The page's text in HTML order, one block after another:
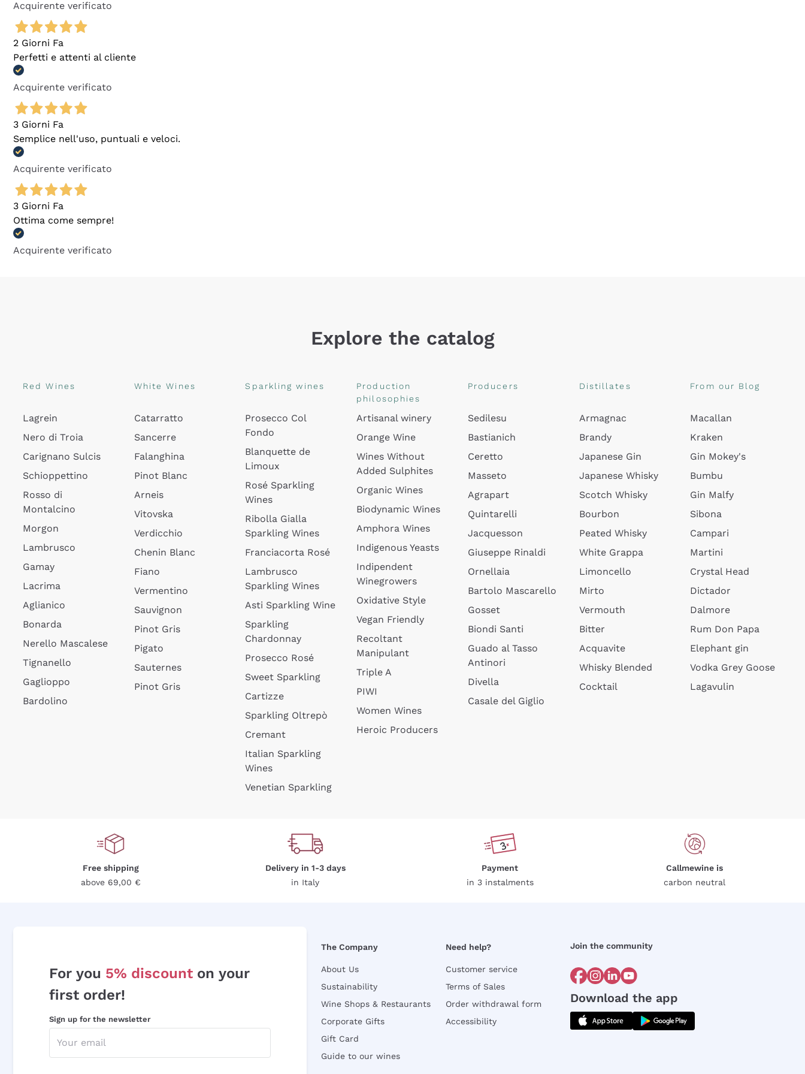
Acquirente verificato
2 Giorni Fa
Perfetti e attenti al cliente
Acquirente verificato
3 Giorni Fa
Semplice nell'uso, puntuali e veloci.
Acquirente verificato
3 Giorni Fa
Ottima come sempre!
Acquirente verificato
Explore the catalog
Red Wines
Lagrein
Nero di Troia
Carignano Sulcis
Schioppettino
Rosso di
Montalcino
Morgon
Lambrusco
Gamay
Lacrima
Aglianico
Bonarda
Nerello Mascalese
Tignanello
Gaglioppo
Bardolino
White Wines
Catarratto
Sancerre
Falanghina
Pinot Blanc
Arneis
Vitovska
Verdicchio
Chenin Blanc
Fiano
Vermentino
Sauvignon
Pinot Gris
Pigato
Sauternes
Pinot Gris
Sparkling wines
Prosecco Col
Fondo
Blanquette de
Limoux
Rosé Sparkling
Wines
Ribolla Gialla
Sparkling Wines
Franciacorta Rosé
Lambrusco
Sparkling Wines
Asti Sparkling Wine
Sparkling
Chardonnay
Prosecco Rosé
Sweet Sparkling
Cartizze
Sparkling Oltrepò
Cremant
Italian Sparkling
Wines
Venetian Sparkling
Production
philosophies
Artisanal winery
Orange Wine
Wines Without
Added Sulphites
Organic Wines
Biodynamic Wines
Amphora Wines
Indigenous Yeasts
Indipendent
Winegrowers
Oxidative Style
Vegan Friendly
Recoltant
Manipulant
Triple A
PIWI
Women Wines
Heroic Producers
Producers
Sedilesu
Bastianich
Ceretto
Masseto
Agrapart
Quintarelli
Jacquesson
Giuseppe Rinaldi
Ornellaia
Bartolo Mascarello
Gosset
Biondi Santi
Guado al Tasso
Antinori
Divella
Casale del Giglio
Distillates
Armagnac
Brandy
Japanese Gin
Japanese Whisky
Scotch Whisky
Bourbon
Peated Whisky
White Grappa
Limoncello
Mirto
Vermouth
Bitter
Acquavite
Whisky Blended
Cocktail
From our Blog
Macallan
Kraken
Gin Mokey's
Bumbu
Gin Malfy
Sibona
Campari
Martini
Crystal Head
Dictador
Dalmore
Rum Don Papa
Elephant gin
Vodka Grey Goose
Lagavulin
Free shipping
above 69,00 €
Delivery in 1-3 days
in Italy
Payment
in 3 instalments
Callmewine is
carbon neutral
For you 5% discount on your
first order!
Sign up for the newsletter
The Company
About Us
Sustainability
Wine Shops & Restaurants
Corporate Gifts
Gift Card
Guide to our wines
Need help?
Customer service
Terms of Sales
Order withdrawal form
Accessibility
Join the community
Download the app